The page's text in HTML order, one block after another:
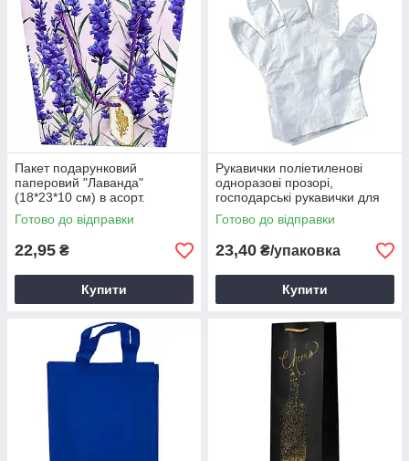
Пакет подарунковий
паперовий "Лаванда"
(18*23*10 см) в асорт.
Готово до відправки
22,95 ₴
Купити
Рукавички поліетиленові
одноразові прозорі,
господарські рукавички для
рук (100 шт)
Готово до відправки
23,40 ₴/упаковка
Купити